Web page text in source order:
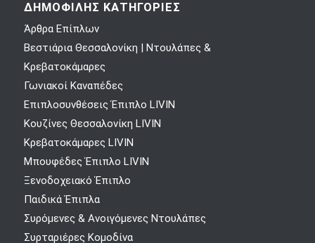
ΔΗΜΟΦΙΛΗΣ ΚΑΤΗΓΟΡΙΕΣ
Άρθρα Επίπλων
Βεστιάρια Θεσσαλονίκη | Ντουλάπες &
Κρεβατοκάμαρες
Γωνιακοί Καναπέδες
Επιπλοσυνθέσεις Έπιπλο LIVIN
Κουζίνες Θεσσαλονίκη LIVIN
Κρεβατοκάμαρες LIVIN
Μπουφέδες Έπιπλο LIVIN
Ξενοδοχειακό Έπιπλο
Παιδικά Έπιπλα
Συρόμενες & Ανοιγόμενες Ντουλάπες
Συρταριέρες Κομοδίνα